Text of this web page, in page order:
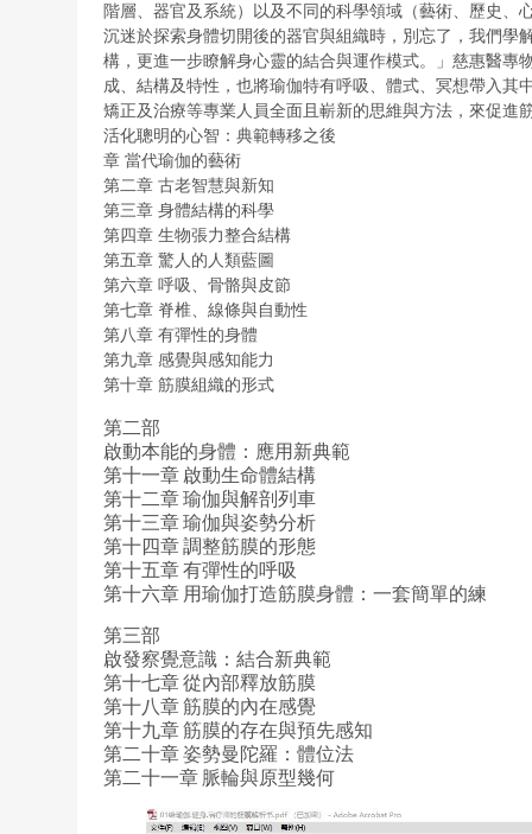
階層、器官及系統）以及不同的科學領域（藝術、歷史
沉迷於探索身體切開後的器官與組織時，別忘了，我們學
構，更進一步瞭解身心靈的結合與運作模式。」慈惠醫專
成、結構及特性，也將瑜伽特有呼吸、體式、冥想帶入
矯正及治療等專業人員全面且嶄新的思維與方法，來促進
活化聰明的心智：典範轉移之後
章 當代瑜伽的藝術
第二章 古老智慧與新知
第三章 身體結構的科學
第四章 生物張力整合結構
第五章 驚人的人類藍圖
第六章 呼吸、骨骼與皮節
第七章 脊椎、線條與自動性
第八章 有彈性的身體
第九章 感覺與感知能力
第十章 筋膜組織的形式
第二部
啟動本能的身體：應用新典範
第十一章 啟動生命體結構
第十二章 瑜伽與解剖列車
第十三章 瑜伽與姿勢分析
第十四章 調整筋膜的形態
第十五章 有彈性的呼吸
第十六章 用瑜伽打造筋膜身體：一套簡單的練
第三部
啟發察覺意識：結合新典範
第十七章 從內部釋放筋膜
第十八章 筋膜的內在感覺
第十九章 筋膜的存在與預先感知
第二十章 姿勢曼陀羅：體位法
第二十一章 脈輪與原型幾何